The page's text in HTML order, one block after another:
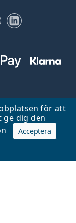
för att
dig den
Acceptera
YouTubeLinkedIn
Tjeckien